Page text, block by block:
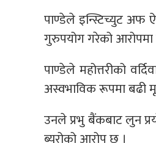
पाण्डेले इन्स्टिच्युट अफ
गुरुपयोग गरेको आरोपमा
पाण्डेले महोत्तरीको
अस्वभाविक रूपमा बढी
उनले प्रभु बैंकबाट लुन